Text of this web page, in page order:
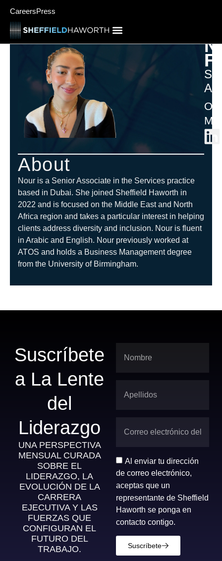
CareersPress
About
Nour is a Senior Associate in the Services practice
based in Dubai. She joined Sheffield Haworth in
2022 and is focused on the Middle East and North
Africa region and takes a particular interest in helping
clients address diversity and inclusion. Nour is fluent
in Arabic and English. Nour previously worked at
ATOS and holds a Business Management degree
from the University of Birmingham.
Suscríbete
a La Lente
del
Liderazgo
UNA PERSPECTIVA
MENSUAL CURADA
SOBRE EL
LIDERAZGO, LA
EVOLUCIÓN DE LA
CARRERA
EJECUTIVA Y LAS
FUERZAS QUE
CONFIGURAN EL
FUTURO DEL
TRABAJO.
Al enviar tu dirección
de correo electrónico,
aceptas que un
representante de Sheffield
Haworth se ponga en
contacto contigo.
Suscríbete